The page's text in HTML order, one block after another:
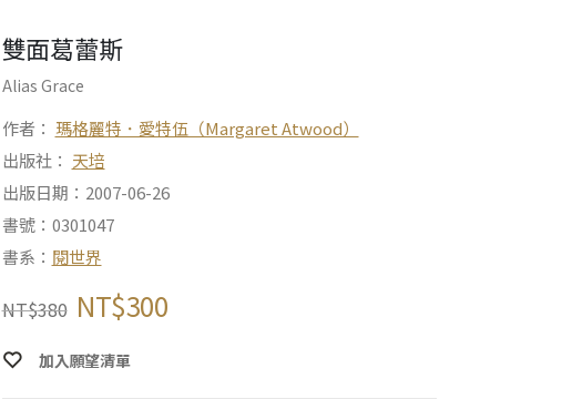
雙面葛蕾斯
Alias Grace
作者： 瑪格麗特．愛特伍（Margaret Atwood）
出版社： 天培
出版日期：2007-06-26
書號：0301047
書系： 閱世界
NT$380 NT$300
加入願望清單